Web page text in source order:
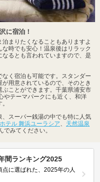
に宿泊！
まりたくなることもありますよ
時でも安心！温泉後はリラック
るとも言われていますので、是
く宿泊も可能です。スタンダー
用意されているので、そのとき
ことができます。千葉県浦安市
やテーマパークにも近く、和洋
スーパー銭湯の中でも特に人気
テル 舞浜ユーラシア
天然温泉
みてください。
間ランキング2025
に選ばれた、2025年の人